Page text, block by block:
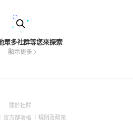
眾多社群等您來探索
顯示更多
關於社群(Open
(Open
官方部落格 (Open
規則及政策(Open